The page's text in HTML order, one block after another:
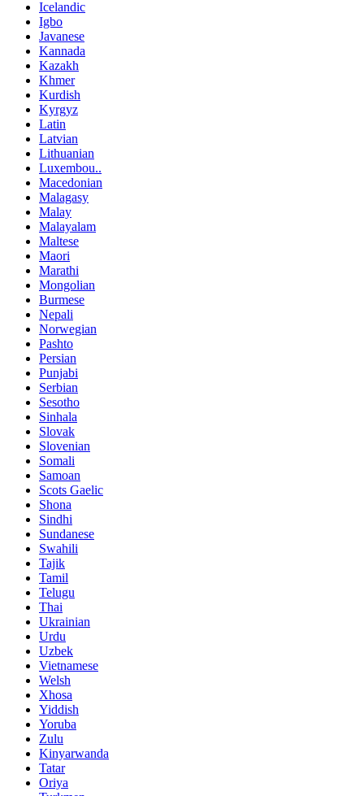
Icelandic
Igbo
Javanese
Kannada
Kazakh
Khmer
Kurdish
Kyrgyz
Latin
Latvian
Lithuanian
Luxembou..
Macedonian
Malagasy
Malay
Malayalam
Maltese
Maori
Marathi
Mongolian
Burmese
Nepali
Norwegian
Pashto
Persian
Punjabi
Serbian
Sesotho
Sinhala
Slovak
Slovenian
Somali
Samoan
Scots Gaelic
Shona
Sindhi
Sundanese
Swahili
Tajik
Tamil
Telugu
Thai
Ukrainian
Urdu
Uzbek
Vietnamese
Welsh
Xhosa
Yiddish
Yoruba
Zulu
Kinyarwanda
Tatar
Oriya